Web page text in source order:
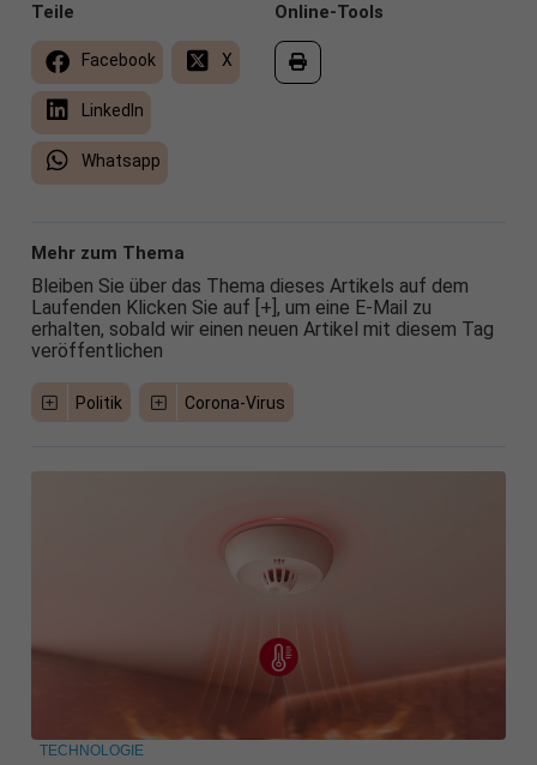
Online-Tools
Teile
Facebook X
LinkedIn
Whatsapp
Mehr zum Thema
Bleiben Sie über das Thema dieses Artikels auf dem
Laufenden Klicken Sie auf [+], um eine E-Mail zu
erhalten, sobald wir einen neuen Artikel mit diesem Tag
veröffentlichen
Politik Corona-Virus
TECHNOLOGIE